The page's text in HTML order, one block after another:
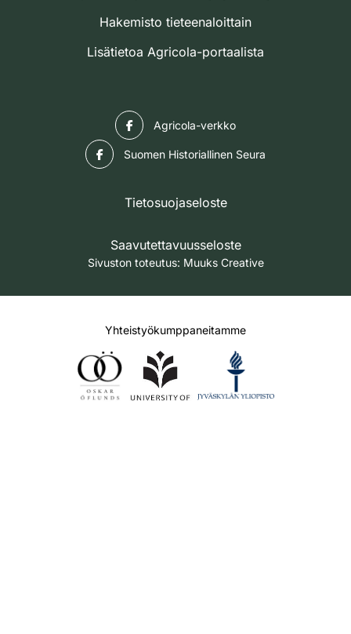
Hakemisto tieteenaloittain
Lisätietoa Agricola-portaalista
Agricola-verkko
Suomen Historiallinen Seura
Tietosuojaseloste
Saavutettavuusseloste
Sivuston toteutus: Muuks Creative
Yhteistyökumppaneitamme